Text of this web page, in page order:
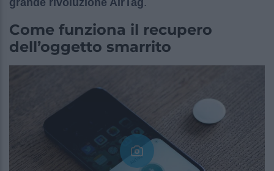
grande rivoluzione AirTag.
Come funziona il recupero
dell’oggetto smarrito